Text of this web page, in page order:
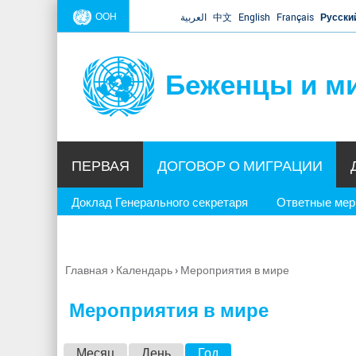
ООН العربية 中文 English Français
Беженцы и
ПЕРВАЯ ДОГОВОР О МИГРАЦИИ
Доклад Генерального секретаря Ответные
Вы
Главная › Календарь› Мероприятия в мире
Мероприятия в мире